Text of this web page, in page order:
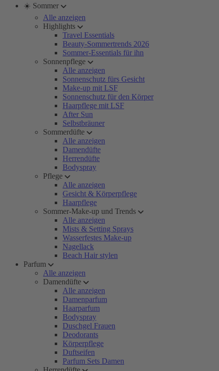
☀️ Sommer
Alle anzeigen
Highlights
Travel Essentials
Beauty-Sommertrends 2026
Sommer-Essentials für ihn
Sonnenpflege
Alle anzeigen
Sonnenschutz fürs Gesicht
Make-up mit LSF
Sonnenschutz für den Körper
Haarpflege mit LSF
After Sun
Selbstbräuner
Sommerdüfte
Alle anzeigen
Damendüfte
Herrendüfte
Bodyspray
Pflege
Alle anzeigen
Gesicht & Körperpflege
Haarpflege
Sommer-Make-up und Trends
Alle anzeigen
Mists & Setting Sprays
Wasserfestes Make-up
Nagellack
Beach Hair stylen
Parfum
Alle anzeigen
Damendüfte
Alle anzeigen
Damenparfum
Haarparfum
Bodyspray
Duschgel Frauen
Deodorants
Körperpflege
Duftseifen
Parfum Sets Damen